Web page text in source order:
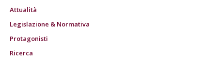
Attualità
Legislazione & Normativa
Protagonisti
Ricerca